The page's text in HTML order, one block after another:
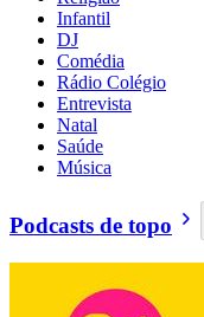
Infantil
DJ
Comédia
Rádio Colégio
Entrevista
Natal
Saúde
Música
Podcasts de topo